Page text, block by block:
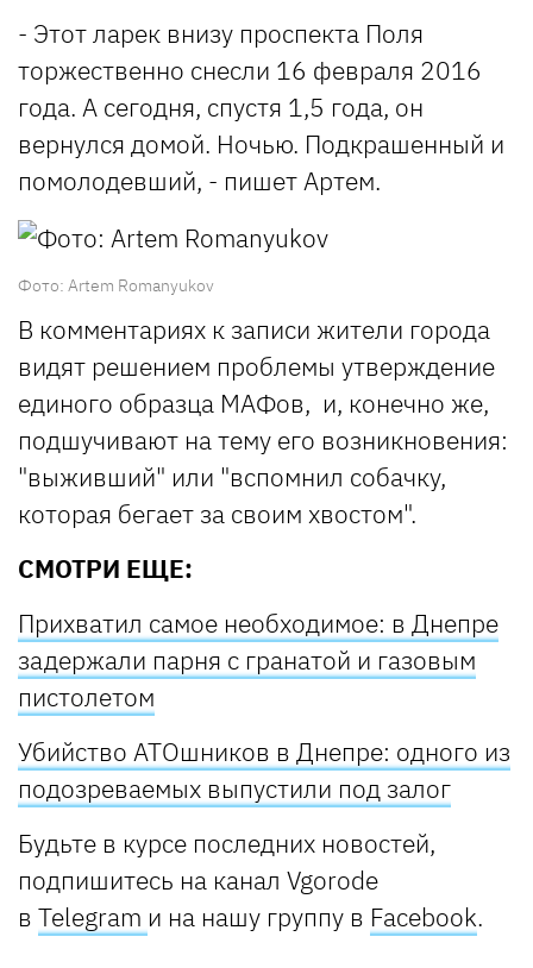
- Этот ларек внизу проспекта Поля
торжественно снесли 16 февраля 2016
года. А сегодня, спустя 1,5 года, он
вернулся домой. Ночью. Подкрашенный и
помолодевший, - пишет Артем.
Фото: Artem Romanyukov
В комментариях к записи жители города
видят решением проблемы утверждение
единого образца МАФов, и, конечно же,
подшучивают на тему его возникновения:
"выживший" или "вспомнил собачку,
которая бегает за своим хвостом".
СМОТРИ ЕЩЕ:
Прихватил самое необходимое: в Днепре
задержали парня с гранатой и газовым
пистолетом
Убийство АТОшников в Днепре: одного из
подозреваемых выпустили под залог
Будьте в курсе последних новостей,
подпишитесь на канал Vgorode
в Telegram и на нашу группу в Facebook.